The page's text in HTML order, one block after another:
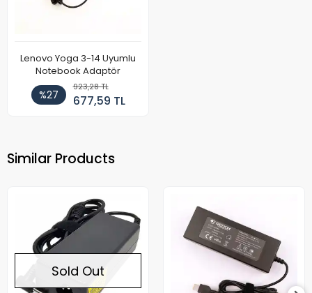
Lenovo Yoga 3-14 Uyumlu
Notebook Adaptör
%27
923,28 TL
677,59 TL
Similar Products
Sold Out